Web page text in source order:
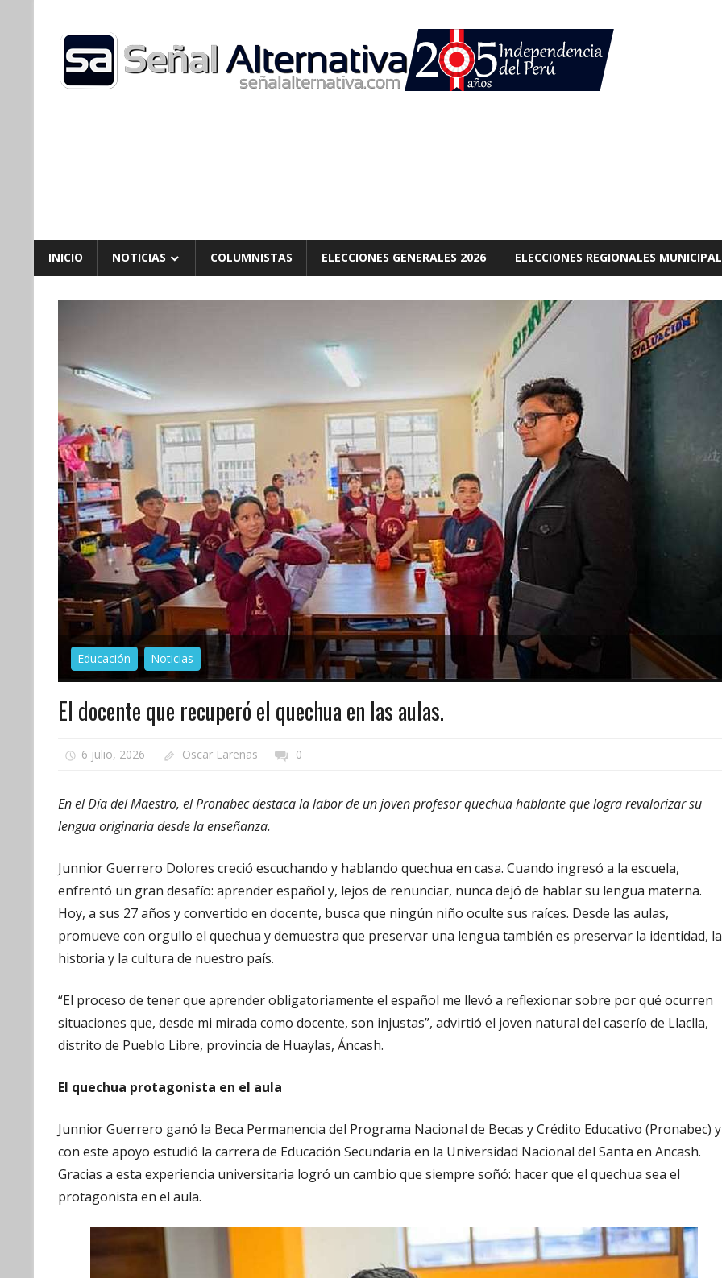
content
INICIO NOTICIAS COLUMNISTAS ELECCIONES GENERALES 2026 ELECCIONES REGIONALES
Educación Noticias
El docente que recuperó el quechua en las aulas.
6 julio, 2026 Oscar Larenas 0
En el Día del Maestro, el Pronabec destaca la labor de un joven profesor quechua hablante que logra revalorizar su
lengua originaria desde la enseñanza.
Junnior Guerrero Dolores creció escuchando y hablando quechua en casa. Cuando ingresó a la escuela,
enfrentó un gran desafío: aprender español y, lejos de renunciar, nunca dejó de hablar su lengua materna.
Hoy, a sus 27 años y convertido en docente, busca que ningún niño oculte sus raíces. Desde las aulas,
promueve con orgullo el quechua y demuestra que preservar una lengua también es preservar la identidad, la
historia y la cultura de nuestro país.
“El proceso de tener que aprender obligatoriamente el español me llevó a reflexionar sobre por qué ocurren
situaciones que, desde mi mirada como docente, son injustas”, advirtió el joven natural del caserío de Llaclla,
distrito de Pueblo Libre, provincia de Huaylas, Áncash.
El quechua protagonista en el aula
Junnior Guerrero ganó la Beca Permanencia del Programa Nacional de Becas y Crédito Educativo (Pronabec) y
con este apoyo estudió la carrera de Educación Secundaria en la Universidad Nacional del Santa en Ancash.
Gracias a esta experiencia universitaria logró un cambio que siempre soñó: hacer que el quechua sea el
protagonista en el aula.